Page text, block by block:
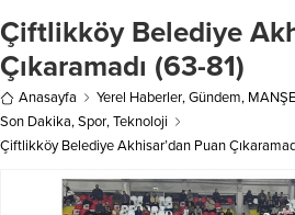
Çiftlikköy Belediye
Çıkaramadı (63-81)
Anasayfa Yerel Haberler,Gündem,
Son Dakika,Spor,Teknoloji
Çiftlikköy Belediye Akhisar’dan Puan